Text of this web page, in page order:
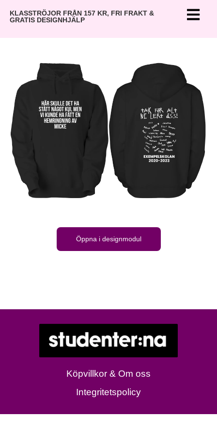
KLASSTRÖJOR FRÅN 157 KR, FRI FRAKT &
GRATIS DESIGNHJÄLP
Öppna i designmodul
Köpvillkor & Om oss
Integritetspolicy